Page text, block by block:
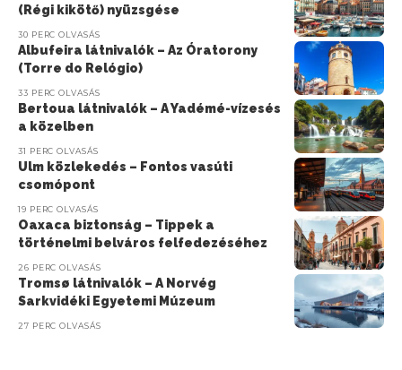
(Régi kikötő) nyüzsgése
30 PERC OLVASÁS
Albufeira látnivalók – Az Óratorony
(Torre do Relógio)
33 PERC OLVASÁS
Bertoua látnivalók – A Yadémé-vízesés
a közelben
31 PERC OLVASÁS
Ulm közlekedés – Fontos vasúti
csomópont
19 PERC OLVASÁS
Oaxaca biztonság – Tippek a
történelmi belváros felfedezéséhez
26 PERC OLVASÁS
Tromsø látnivalók – A Norvég
Sarkvidéki Egyetemi Múzeum
27 PERC OLVASÁS